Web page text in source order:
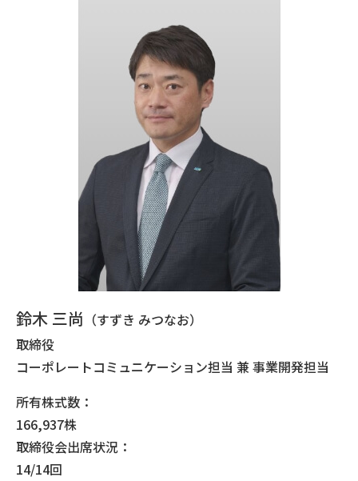
鈴木 三尚 （すずき みつなお）
取締役
コーポレートコミュニケーション担当 兼 事業開発担当
所有株式数：
166,937株
取締役会出席状況：
14/14回